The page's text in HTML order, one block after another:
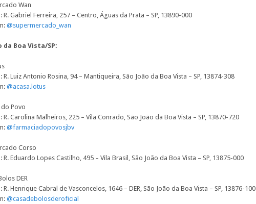
Wan
R. Gabriel Ferreira, 257 – Centro, Águas da Prata – SP, 13890-000
@supermercado_wan
da Boa Vista/SP:
R. Luiz Antonio Rosina, 94 – Mantiqueira, São João da Boa Vista – SP, 13874-308
@acasa.lotus
Povo
R. Carolina Malheiros, 225 – Vila Conrado, São João da Boa Vista – SP, 13870-720
@farmaciadopovosjbv
Corso
R. Eduardo Lopes Castilho, 495 – Vila Brasil, São João da Boa Vista – SP, 13875-000
DER
R. Henrique Cabral de Vasconcelos, 1646 – DER, São João da Boa Vista – SP, 13876-100
@casadebolosderoficial